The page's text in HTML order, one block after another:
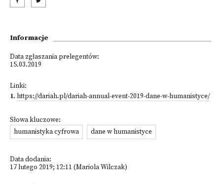
Informacje
Data zgłaszania prelegentów:
15.03.2019
Linki:
1. https://dariah.pl/dariah-annual-event-2019-dane-w-humanistyce/
Słowa kluczowe:
humanistyka cyfrowa
dane w humanistyce
Data dodania:
17 lutego 2019; 12:11 (Mariola Wilczak)